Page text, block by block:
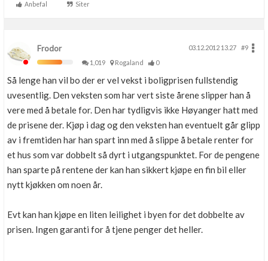
Anbefal Siter
Frodor 03.12.2012 13.27
#9
1,019
Rogaland 0
Så lenge han vil bo der er vel vekst i boligprisen fullstendig
uvesentlig. Den veksten som har vert siste årene slipper han å
vere med å betale for. Den har tydligvis ikke Høyanger hatt med
de prisene der. Kjøp i dag og den veksten han eventuelt går glipp
av i fremtiden har han spart inn med å slippe å betale renter for
et hus som var dobbelt så dyrt i utgangspunktet. For de pengene
han sparte på rentene der kan han sikkert kjøpe en fin bil eller
nytt kjøkken om noen år.
Evt kan han kjøpe en liten leilighet i byen for det dobbelte av
prisen. Ingen garanti for å tjene penger det heller.